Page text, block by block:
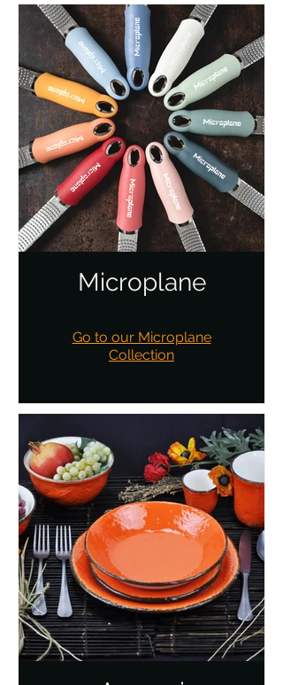
Microplane
Go to our Microplane
Collection